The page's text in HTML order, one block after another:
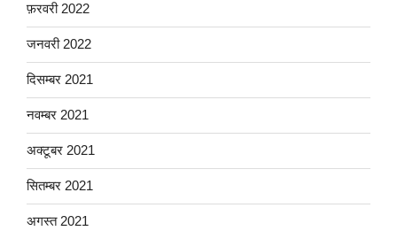
फ़रवरी 2022
जनवरी 2022
दिसम्बर 2021
नवम्बर 2021
अक्टूबर 2021
सितम्बर 2021
अगस्त 2021